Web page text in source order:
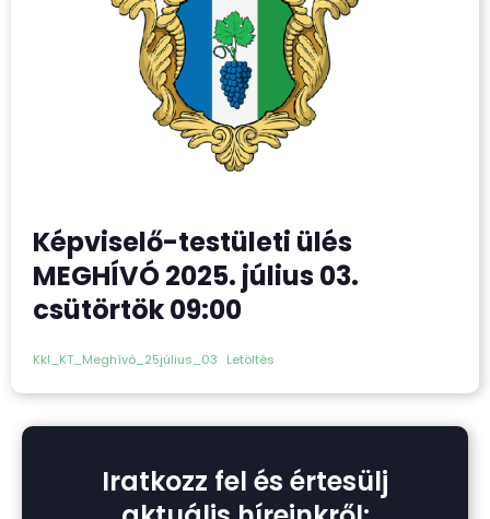
Képviselő-testületi ülés
MEGHÍVÓ 2025. július 03.
csütörtök 09:00
Kkl_KT_Meghívó_25július_03 Letöltés
Iratkozz fel és értesülj